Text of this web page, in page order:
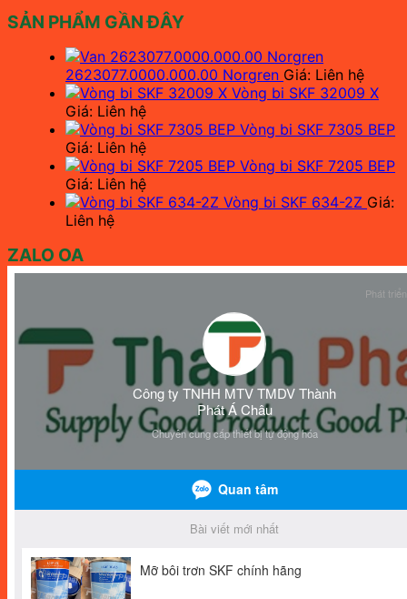
SẢN PHẨM GẦN ĐÂY
2623077.0000.000.00 Norgren Giá: Liên hệ
Vòng bi SKF 32009 X
Giá: Liên hệ
Vòng bi SKF 7305 BEP
Giá: Liên hệ
Vòng bi SKF 7205 BEP
Giá: Liên hệ
Vòng bi SKF 634-2Z Giá:
Liên hệ
ZALO OA